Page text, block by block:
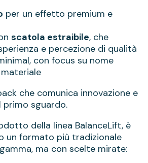
per un effetto premium e
scatola estraibile, che
e percezione di qualità
con focus su nome
che comunica innovazione e
primo sguardo.
della linea BalanceLift, è
un formato più tradizionale
ma con scelte mirate: